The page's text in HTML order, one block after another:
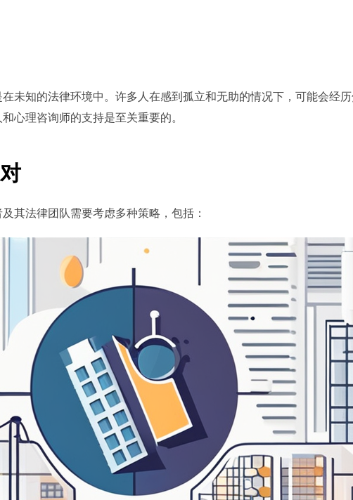
未知的法律环境中。许多人在感到孤立和无助的情况下，可能会经
心理咨询师的支持是至关重要的。
其法律团队需要考虑多种策略，包括：